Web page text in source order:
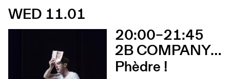
WED 11.01
20:00–21:45
2B COMPANY - FRANÇOIS GREMAUD
Phèdre !